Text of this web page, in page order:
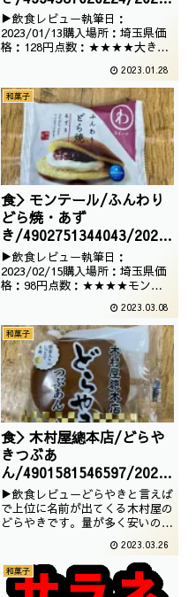
/01/13
▶飲食レビュー執筆日：
2023/01/13購入場所：埼玉県価
格：128円点数：★★★★大きい
これは普通においしゅうございま
した。ということで、埼玉県民の
心のよりどころであるロヂャース
のこちらをいただきます。
2023.01.28
和菓子
食＞モンテール/ふんわり
どら焼・あず
き/4902751344043/2023
/02/15
▶飲食レビュー執筆日：
2023/02/15購入場所：埼玉県価
格：98円点数：★★★★モンテ
すが、どらやきなのに洋菓子で
す。きっと美味しいのですが、ど
うなのでしょう。
2023.03.08
和菓子
食＞木村屋總本店/どらや
きつぶあ
ん/4901581546597/2023
/03/01
▶飲食レビューどらやきと言えば
で上位に名前が出てくる木村屋の
どらやきです。量が多く安いのが
で、いただいてみます。2023.03.26
和菓子